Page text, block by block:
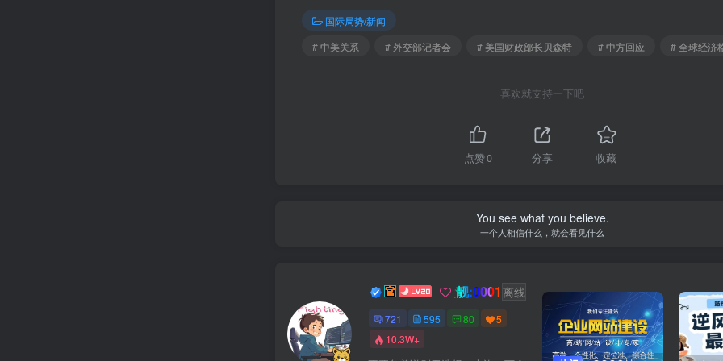
国际局势/新闻
# 中美关系
# 外交部记者会 # 美国财政部长贝森特 # 中方回应 # 全球经济
喜欢就支持一下吧
点赞0 分享 收藏
You see what you believe.
一个人相信什么，就会看见什么
Dream 关注
靓:0001 离线
721 595 80
5
10.3W+